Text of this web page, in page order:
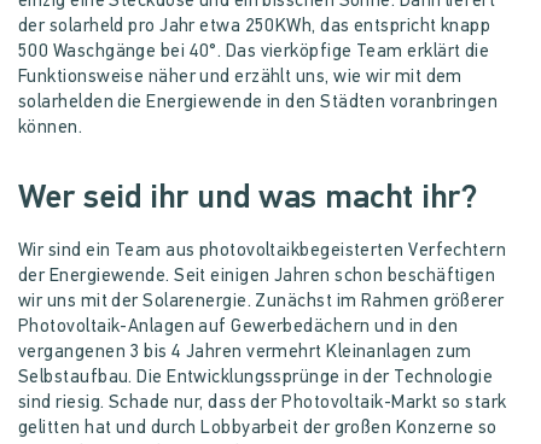
der solarheld pro Jahr etwa 250KWh, das entspricht knapp
500 Waschgänge bei 40°. Das vierköpfige Team erklärt die
Funktionsweise näher und erzählt uns, wie wir mit dem
solarhelden die Energiewende in den Städten voranbringen
können.
Wer seid ihr und was macht ihr?
Wir sind ein Team aus photovoltaikbegeisterten Verfechtern
der Energiewende. Seit einigen Jahren schon beschäftigen
wir uns mit der Solarenergie. Zunächst im Rahmen größerer
Photovoltaik-Anlagen auf Gewerbedächern und in den
vergangenen 3 bis 4 Jahren vermehrt Kleinanlagen zum
Selbstaufbau. Die Entwicklungssprünge in der Technologie
sind riesig. Schade nur, dass der Photovoltaik-Markt so stark
gelitten hat und durch Lobbyarbeit der großen Konzerne so